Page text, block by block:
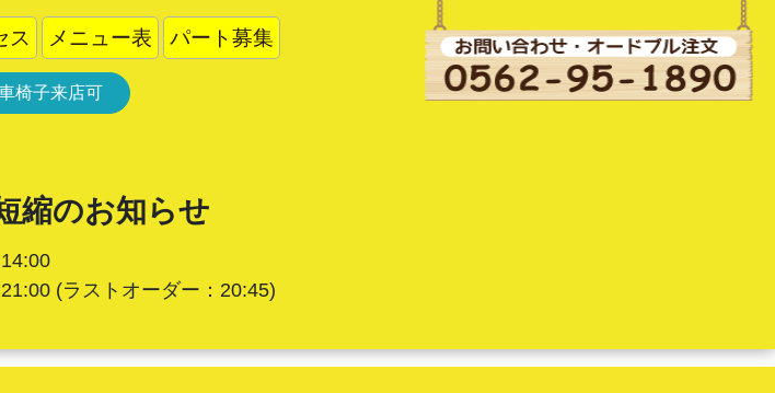
ス メニュー表 パート募集
椅子来店可
縮のお知らせ
(ラストオーダー：20:45)